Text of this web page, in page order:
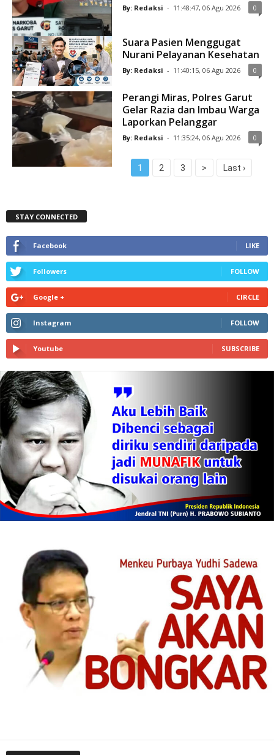
By: Redaksi - 11:48:47, 06 Agu 2026 0
Suara Pasien Menggugat
Nurani Pelayanan Kesehatan
By: Redaksi - 11:40:15, 06 Agu 2026 0
Perangi Miras, Polres Garut
Gelar Razia dan Imbau Warga
Laporkan Pelanggar
By: Redaksi - 11:35:24, 06 Agu 2026 0
1 2 3 > Last ›
STAY CONNECTED
Facebook LIKE
Followers FOLLOW
Google + CIRCLE
Instagram FOLLOW
Youtube SUBSCRIBE